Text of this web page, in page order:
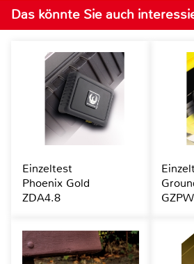
Das könnte Sie auch
Einzeltest
Phoenix Gold
ZDA4.8